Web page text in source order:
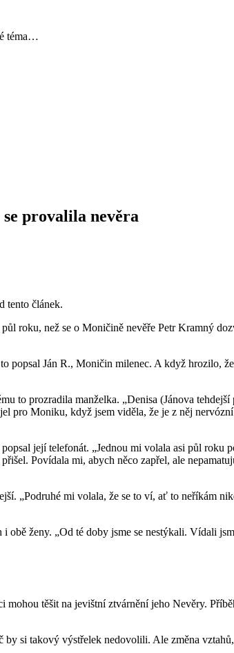
téma…
provalila nevěra
tento článek.
roku, než se o Moničině nevěře Petr Kramný
popsal Ján R., Moničin milenec. A když hrozilo,
to prozradila manželka. „Denisa (Jánova
pro Moniku, když jsem viděla, že je z něj
její telefonát. „Jednou mi volala asi půl
Povídala mi, abych něco zapřel, ale
„Podruhé mi volala, že se to ví, ať to neříkám
ženy. „Od té doby jsme se nestýkali. Vídali
těšit na jevištní ztvárnění jeho Nevěry.
si takový výstřelek nedovolili. Ale změna vztahů,